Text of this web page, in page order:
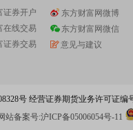
证券开户
在线交易
证券交易
东方财富网微博
东方财富网微信
意见与建议
号 经营证券期货业务许可证编
站备案号:沪ICP备05006054号-11